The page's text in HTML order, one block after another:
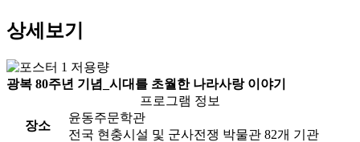
상세보기
광복 80주년 기념_시대를 초월한 나라사랑 이야기
프로그램 정보
장소
윤동주문학관
전국 현충시설 및 군사전쟁 박물관 82개 기관